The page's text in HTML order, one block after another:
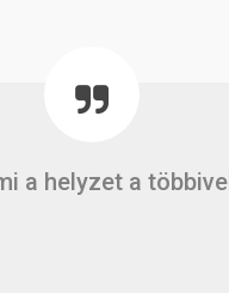
a helyzet a